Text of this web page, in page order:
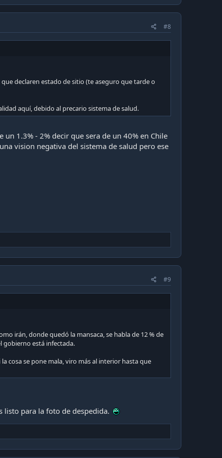
#8
declaren estado de sitio (te aseguro que tarde o
aquí, debido al precario sistema de salud.
1.3% - 2% decir que sera de un 40% en Chile
vision negativa del sistema de salud pero ese
#9
irán, donde quedó la mansaca, se habla de 12 % de
gobierno está infectada.
cosa se pone mala, viro más al interior hasta que
listo para la foto de despedida.